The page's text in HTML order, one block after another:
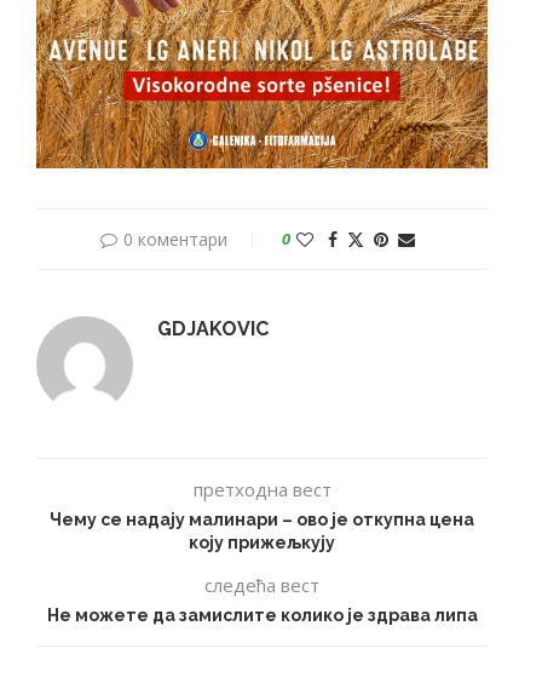
0 коментари 0
GDJAKOVIC
претходна вест
Чему се надају малинари – ово је откупна цена
коју прижељкују
следећа вест
Не можете да замислите колико је здрава липа